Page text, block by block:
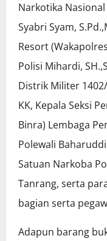
Narkotika
Syabri Syam,
Resort
Polisi Mihardi,
Distrik Militer
KK, Kepala Seksi
Binra) Lembaga
Polewali
Satuan Narkoba
Tanrang, serta
bagian serta
Adapun barang